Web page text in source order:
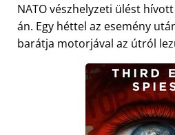
NATO vészhelyzeti ülést
án. Egy héttel az esemény
barátja motorjával az útról